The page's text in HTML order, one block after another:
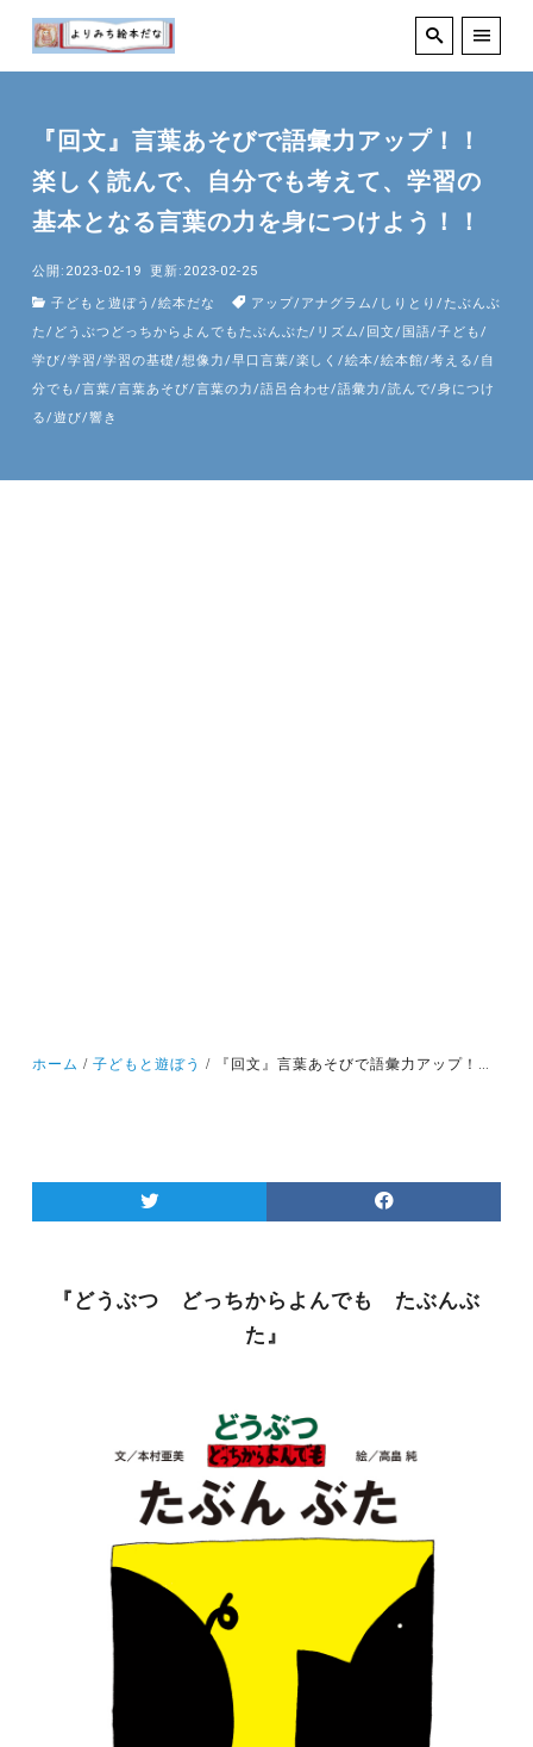
『回文』言葉あそびで語彙力アップ！！
楽しく読んで、自分でも考えて、学習の
基本となる言葉の力を身につけよう！！
公開:2023-02-19 更新:2023-02-25
子どもと遊ぼう /絵本だな アップ/ アナグラム/ しりとり / たぶんぶ
た/ どうぶつどっちからよんでもたぶんぶた/ リズム/ 回文/ 国語/子ども/
学び/学習/学習の基礎/想像力/早口言葉/楽しく/絵本/絵本館/考える/ 自
分でも/言葉/言葉あそび/言葉の力/語呂合わせ/語彙力/読んで/身につけ
る/遊び/響き
ホーム 子どもと遊ぼう 『回文』言葉あそびで語彙力アップ！！楽しく読んで、自分でも考えて、学習の基本となる言葉の力を身につけよう！！
『どうぶつ どっちからよんでも たぶんぶ
た』